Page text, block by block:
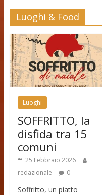
Luoghi & Food
Luoghi
SOFFRITTO, la
disfida tra 15
comuni
25 Febbraio 2026
redazionale
0
Soffritto, un piatto